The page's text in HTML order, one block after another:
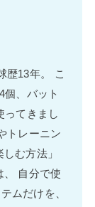
歴13年。 こ
個、バット
ってきまし
トレーニン
む方法」
、 自分で使
ムだけを、